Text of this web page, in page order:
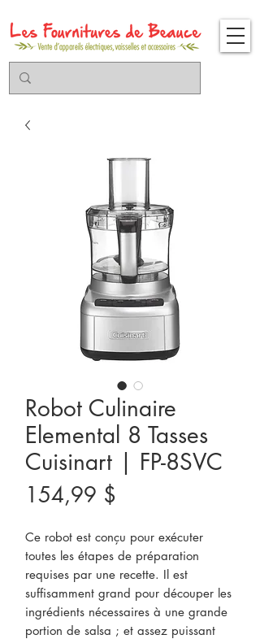
Robot Culinaire
Elemental 8 Tasses
Cuisinart | FP-8SVC
154,99 $
Ce robot est conçu pour exécuter
toutes les étapes de préparation
requises par une recette. Il est
suffisamment grand pour découper les
ingrédients nécessaires à une grande
portion de salsa ; et assez puissant